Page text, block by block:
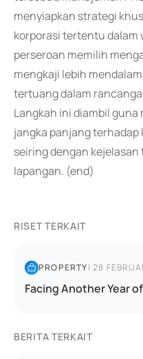
menyiapkan strategi
korporasi tertentu dalam
perseroan memilih
mengkaji lebih
tertuang dalam
Langkah ini diambil
jangka panjang
seiring dengan
lapangan. (end)
RISET TERKAIT
PROPERTY|28
Facing Another Year
BERITA TERKAIT